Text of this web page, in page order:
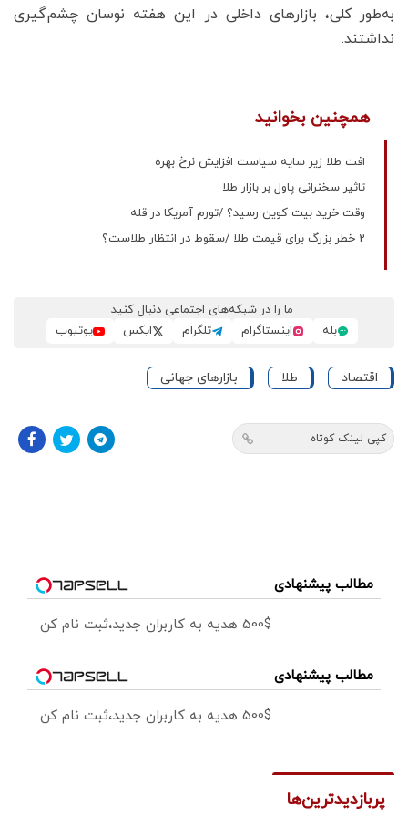
به‌طور کلی، بازارهای داخلی در این هفته نوسان چشم‌گیری
نداشتند.
همچنین بخوانید
افت طلا زیر سایه سیاست افزایش نرخ بهره
تاثیر سخنرانی پاول بر بازار طلا
وقت خرید بیت کوین رسید؟ /تورم آمریکا در قله
2 خطر بزرگ برای قیمت طلا /سقوط در انتظار طلاست؟
ما را در شبکه‌های اجتماعی دنبال کنید
بله
اینستاگرام تلگرام ایکس یوتیوب
اقتصاد طلا بازارهای جهانی
کپی لینک کوتاه
مطالب پیشنهادی
500$ هدیه به کاربران جدید،ثبت نام کن
مطالب پیشنهادی
500$ هدیه به کاربران جدید،ثبت نام کن
پربازدیدترین‌ها